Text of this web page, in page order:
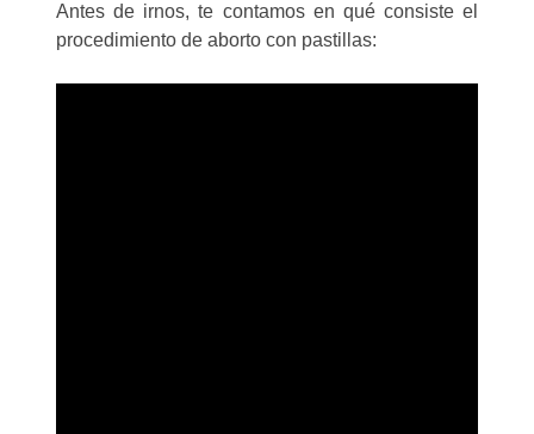
Antes de irnos, te contamos en qué consiste el
procedimiento de aborto con pastillas: